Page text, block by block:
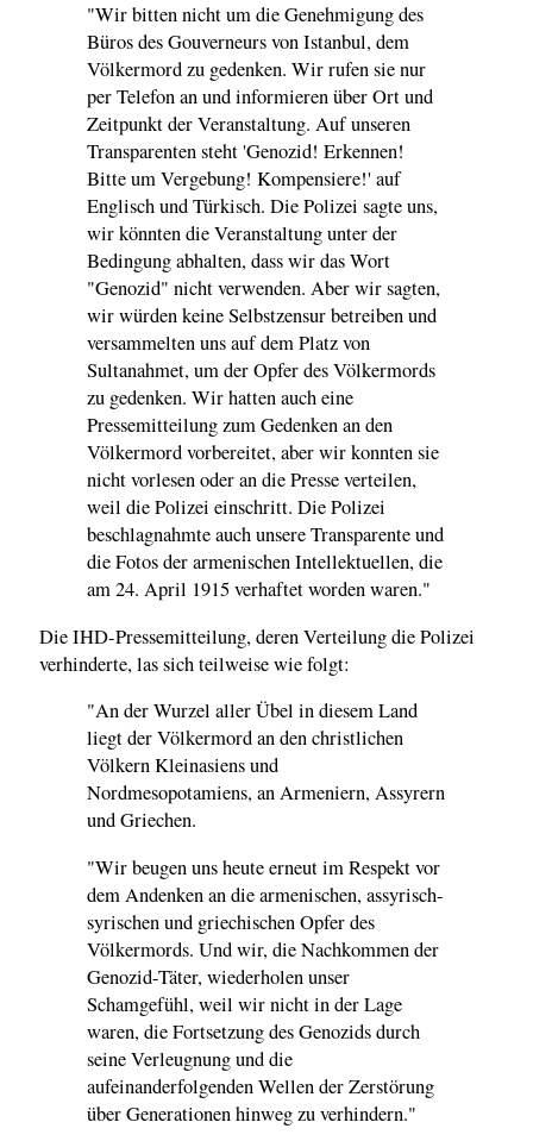
"Wir bitten nicht um die Genehmigung des
Büros des Gouverneurs von Istanbul, dem
Völkermord zu gedenken. Wir rufen sie nur
per Telefon an und informieren über Ort und
Zeitpunkt der Veranstaltung. Auf unseren
Transparenten steht 'Genozid! Erkennen!
Bitte um Vergebung! Kompensiere!' auf
Englisch und Türkisch. Die Polizei sagte uns,
wir könnten die Veranstaltung unter der
Bedingung abhalten, dass wir das Wort
"Genozid" nicht verwenden. Aber wir sagten,
wir würden keine Selbstzensur betreiben und
versammelten uns auf dem Platz von
Sultanahmet, um der Opfer des Völkermords
zu gedenken. Wir hatten auch eine
Pressemitteilung zum Gedenken an den
Völkermord vorbereitet, aber wir konnten sie
nicht vorlesen oder an die Presse verteilen,
weil die Polizei einschritt. Die Polizei
beschlagnahmte auch unsere Transparente und
die Fotos der armenischen Intellektuellen, die
am 24. April 1915 verhaftet worden waren."
Die IHD-Pressemitteilung, deren Verteilung die Polizei
verhinderte, las sich teilweise wie folgt:
"An der Wurzel aller Übel in diesem Land
liegt der Völkermord an den christlichen
Völkern Kleinasiens und
Nordmesopotamiens, an Armeniern, Assyrern
und Griechen.
"Wir beugen uns heute erneut im Respekt vor
dem Andenken an die armenischen, assyrisch-
syrischen und griechischen Opfer des
Völkermords. Und wir, die Nachkommen der
Genozid-Täter, wiederholen unser
Schamgefühl, weil wir nicht in der Lage
waren, die Fortsetzung des Genozids durch
seine Verleugnung und die
aufeinanderfolgenden Wellen der Zerstörung
über Generationen hinweg zu verhindern."